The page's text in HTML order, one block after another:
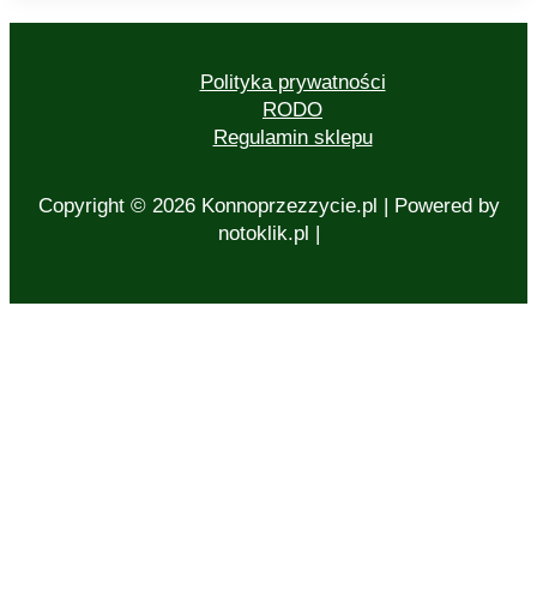
Polityka prywatności
RODO
Regulamin sklepu
Copyright © 2026 Konnoprzezzycie.pl | Powered by
notoklik.pl |